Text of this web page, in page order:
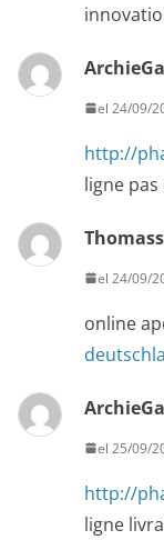
el 24/09/
http://
ligne
el 24/09/
online
el 25/09/
http://
ligne